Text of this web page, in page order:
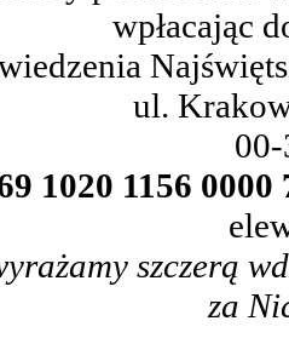
wpłacając
ul.
00-
1020 1156
szczerą
za